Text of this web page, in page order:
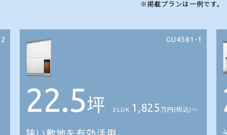
※掲載プランは一例です。
22.5坪 2LDK 1,825 万円(税込)〜
GU4581-1